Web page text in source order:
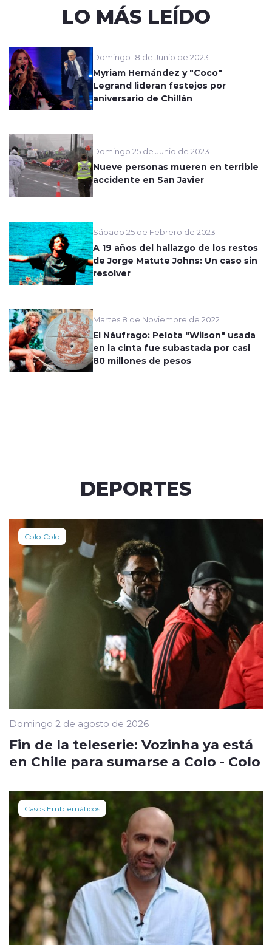
LO MÁS LEÍDO
Domingo 18 de Junio de 2023
Myriam Hernández y "Coco"
Legrand lideran festejos por
aniversario de Chillán
Domingo 25 de Junio de 2023
Nueve personas mueren en terrible
accidente en San Javier
Sábado 25 de Febrero de 2023
A 19 años del hallazgo de los restos
de Jorge Matute Johns: Un caso sin
resolver
Martes 8 de Noviembre de 2022
El Náufrago: Pelota "Wilson" usada
en la cinta fue subastada por casi
80 millones de pesos
DEPORTES
Colo Colo
Domingo 2 de agosto de 2026
Fin de la teleserie: Vozinha ya está
en Chile para sumarse a Colo - Colo
Casos Emblemáticos